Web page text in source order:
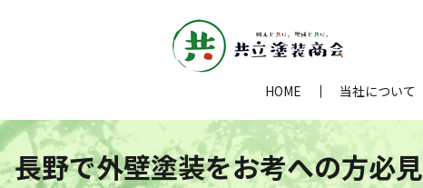
HOME 当社について
長野で外壁塗装をお考への方必